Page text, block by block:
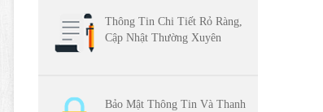
Thông Tin Chi Tiết Rỏ Ràng,
Cập Nhật Thường Xuyên
Bảo Mật Thông Tin Và Thanh